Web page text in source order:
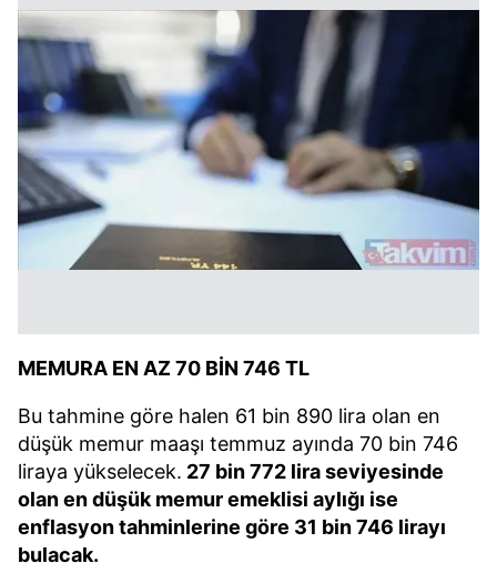
MEMURA EN AZ 70 BİN 746 TL
Bu tahmine göre halen 61 bin 890 lira olan en
düşük memur maaşı temmuz ayında 70 bin 746
liraya yükselecek. 27 bin 772 lira seviyesinde
olan en düşük memur emeklisi aylığı ise
enflasyon tahminlerine göre 31 bin 746 lirayı
bulacak.